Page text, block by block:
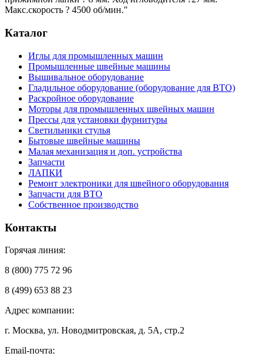
Макс.скорость ? 4500 об/мин."
Каталог
Иглы для промышленных машин
Промышленные швейные машины
Вышивальное оборудование
Гладильное оборудование (оборудование для ВТО)
Раскройное оборудование
Моторы для промышленных швейных машин
Прессы для установки фурнитуры
Светильники стулья
Бытовые швейные машины
Малая механизация и доп. устройства
Запчасти
ЛАПКИ
Ремонт электроники для швейного оборудования
Запчасти для ВТО
Собственное производство
Контакты
Горячая линия:
8 (800) 775 72 96
8 (499) 653 88 23
Адрес компании:
г. Москва, ул. Новодмитровская, д. 5А, стр.2
Email-почта: